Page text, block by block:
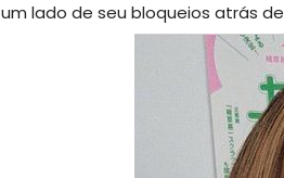
um lado de seu bloqueios atrás